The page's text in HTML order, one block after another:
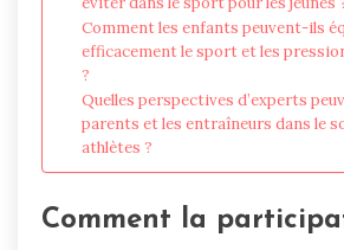
Comment les enfants peuvent-ils
efficacement le sport et les
?
Quelles perspectives d’experts
parents et les entraîneurs dans le
athlètes ?
Comment la